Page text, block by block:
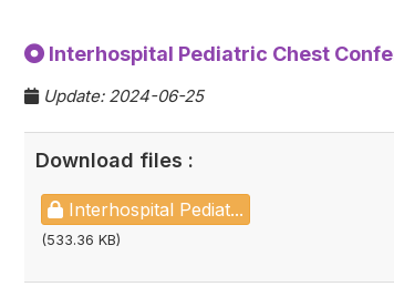
Interhospital Pediatric Chest
Update: 2024-06-25
Download files :
Interhospital Pediat...
(533.36 KB)